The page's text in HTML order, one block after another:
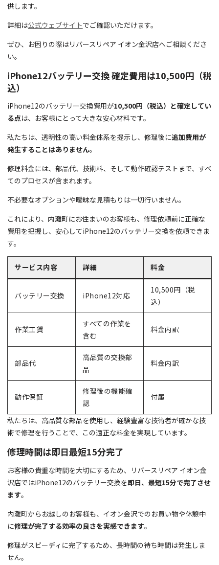
供します。
詳細は公式ウェブサイトでご確認いただけます。
ぜひ、お困りの際はリバースリペア イオン金沢店へご相談くださ
い。
iPhone12バッテリー交換 確定費用は10,500円（税
込）
iPhone12のバッテリー交換費用が10,500円（税込）と確定してい
る点は、お客様にとって大きな安心材料です。
私たちは、透明性の高い料金体系を提示し、修理後に追加費用が
発生することはありません。
修理料金には、部品代、技術料、そして動作確認テストまで、すべ
てのプロセスが含まれます。
不必要なオプションや曖昧な見積もりは一切行いません。
これにより、内灘町にお住まいのお客様も、修理依頼前に正確な
費用を把握し、安心してiPhone12のバッテリー交換を依頼できま
す。
サービス内容 詳細 料金
バッテリー交換 iPhone12対応
10,500円（税
込）
作業工賃
すべての作業を
含む
料金内訳
部品代
高品質の交換部
品
料金内訳
動作保証
修理後の機能確
認
付属
私たちは、高品質な部品を使用し、経験豊富な技術者が確かな技
術で修理を行うことで、この適正な料金を実現しています。
修理時間は即日最短15分完了
お客様の貴重な時間を大切にするため、リバースリペア イオン金
沢店ではiPhone12のバッテリー交換を即日、最短15分で完了させ
ます。
内灘町からお越しのお客様も、イオン金沢でのお買い物や休憩中
に修理が完了する効率の良さを実感できます。
修理がスピーディに完了するため、長時間の待ち時間は発生しま
せん。